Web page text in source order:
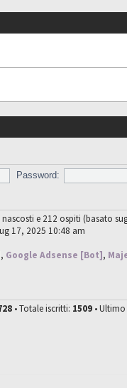
Password:
e 212 ospiti (basato
17, 2025 10:48 am
, Google Adsense [Bot],
• Totale iscritti: 1509 •